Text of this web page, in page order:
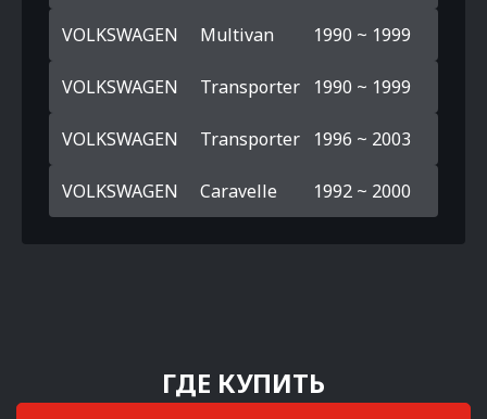
VOLKSWAGEN Multivan 1990 ~ 1999
VOLKSWAGEN Transporter 1990 ~ 1999
VOLKSWAGEN Transporter 1996 ~ 2003
VOLKSWAGEN Caravelle 1992 ~ 2000
ГДЕ КУПИТЬ